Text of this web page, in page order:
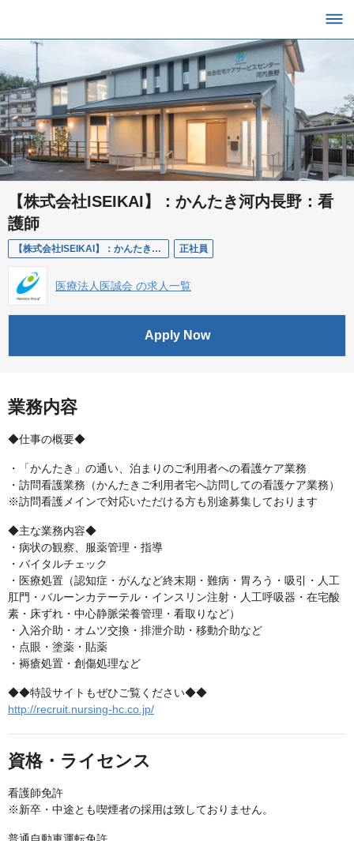
【株式会社ISEIKAI】：かんたき河内長野：看
護師
【株式会社ISEIKAI】：かんたき河内長野：看護師 正社員
医療法人医誠会 の求人一覧
Apply Now
業務内容
◆仕事の概要◆
・「かんたき」の通い、泊まりのご利用者への看護ケア業務
・訪問看護業務（かんたきご利用者宅へ訪問しての看護ケア業務）
※訪問看護メインで対応いただける方も別途募集しております
◆主な業務内容◆
・病状の観察、服薬管理・指導
・バイタルチェック
・医療処置（認知症・がんなど終末期・難病・胃ろう・吸引・人工
肛門・バルーンカテーテル・インスリン注射・人工呼吸器・在宅酸
素・床ずれ・中心静脈栄養管理・看取りなど）
・入浴介助・オムツ交換・排泄介助・移動介助など
・点眼・塗薬・貼薬
・褥瘡処置・創傷処理など
◆◆特設サイトもぜひご覧ください◆◆
http://recruit.nursing-hc.co.jp/
資格・ライセンス
看護師免許
※新卒・中途とも喫煙者の採用は致しておりません。